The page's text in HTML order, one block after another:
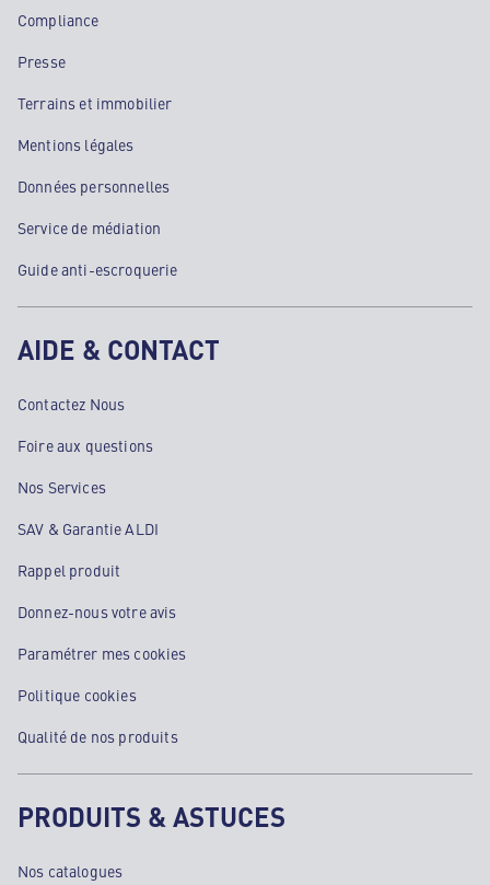
Compliance
Presse
Terrains et immobilier
Mentions légales
Données personnelles
Service de médiation
Guide anti-escroquerie
AIDE & CONTACT
Contactez Nous
Foire aux questions
Nos Services
SAV & Garantie ALDI
Rappel produit
Donnez-nous votre avis
Paramétrer mes cookies
Politique cookies
Qualité de nos produits
PRODUITS & ASTUCES
Nos catalogues